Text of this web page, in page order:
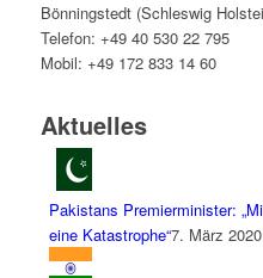
Bönningstedt (Schleswig
Telefon: +49 40 530 22 795
Mobil: +49 172 833 14 60
Aktuelles
Pakistans Premierminister:
eine Katastrophe“7. März